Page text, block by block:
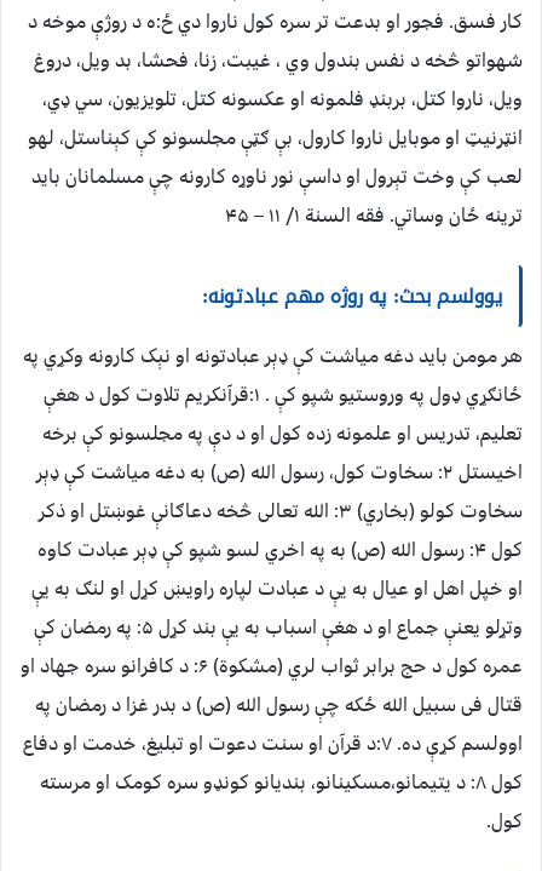
کار فسق. فجور او بدعت تر سره کول ناروا دي ځ:ه د روژې موخه د
شهواتو څخه د نفس بندول وي ، غیبت، زنا، فحشا، بد ویل، دروغ
ویل، ناروا کتل، بربنډ فلمونه او عکسونه کتل، تلویزیون، سي ډي،
انټرنیټ او موبایل ناروا کارول، بې ګټې مجلسونو کې کېناستل، لهو
لعب کې وخت تېرول او داسې نور ناوړه کارونه چې مسلمانان باید
ترینه ځان وساتي. فقه السنة ۱/ ۱۱ – ۴۵
یوولسم بحث: په روژه مهم عبادتونه:
هر مومن باید دغه میاشت کې ډېر عبادتونه او نېک کارونه وکړي په
ځانګړي ډول په وروستیو شپو کې . ۱:قرآنکریم تلاوت کول د هغې
تعلیم، تدریس او علمونه زده کول او د دې په مجلسونو کې برخه
اخیستل ۲: سخاوت کول، رسول الله (ص) به دغه میاشت کې ډېر
سخاوت کولو (بخاري) ۳: الله تعالی څخه دعاګانې غوښتل او ذکر
کول ۴: رسول الله (ص) به په اخري لسو شپو کې ډېر عبادت کاوه
او خپل اهل او عیال به یې د عبادت لپاره راویښ کړل او لنګ به یې
وتړلو یعنې جماع او د هغې اسباب به یې بند کړل ۵: په رمضان کې
عمره کول د حج برابر ثواب لري (مشکوة) ۶: د کافرانو سره جهاد او
قتال فی سبیل الله ځکه چې رسول الله (ص) د بدر غزا د رمضان په
اوولسم کړې ده. ۷:د قرآن او سنت دعوت او تبلیغ، خدمت او دفاع
کول ۸: د یتیمانو،مسکینانو، بندیانو کونډو سره کومک او مرسته
کول.